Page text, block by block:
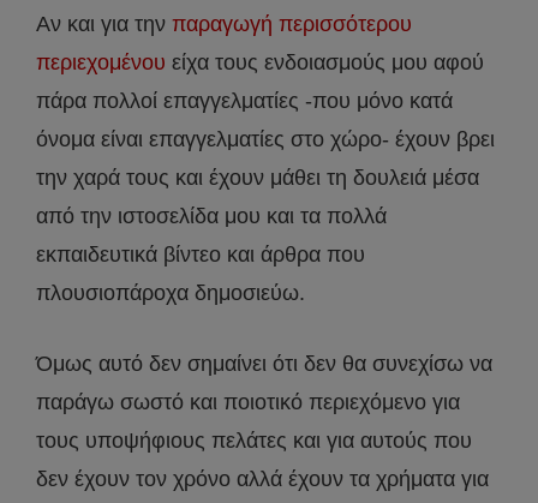
Αν και για την παραγωγή περισσότερου
περιεχομένου είχα τους ενδοιασμούς μου αφού
πάρα πολλοί επαγγελματίες -που μόνο κατά
όνομα είναι επαγγελματίες στο χώρο- έχουν βρει
την χαρά τους και έχουν μάθει τη δουλειά μέσα
από την ιστοσελίδα μου και τα πολλά
εκπαιδευτικά βίντεο και άρθρα που
πλουσιοπάροχα δημοσιεύω.
Όμως αυτό δεν σημαίνει ότι δεν θα συνεχίσω να
παράγω σωστό και ποιοτικό περιεχόμενο για
τους υποψήφιους πελάτες και για αυτούς που
δεν έχουν τον χρόνο αλλά έχουν τα χρήματα για